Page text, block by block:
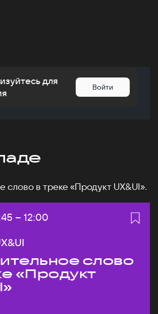
для
Войти
слово в треке «Продукт UX&UI».
– Конец:
12:00
слово
«Продукт